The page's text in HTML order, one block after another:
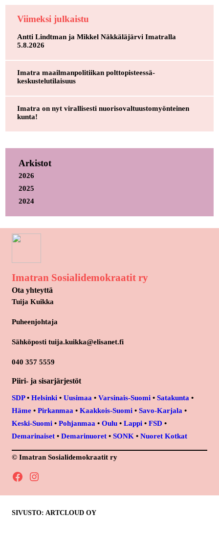
Viimeksi julkaistu
Antti Lindtman ja Mikkel Näkkäläjärvi Imatralla
5.8.2026
Imatra maailmanpolitiikan polttopisteessä-
keskustelutilaisuus
Imatra on nyt virallisesti nuorisovaltuustomyönteinen
kunta!
Arkistot
2026
2025
2024
Imatran Sosialidemokraatit ry
Ota yhteyttä
Tuija Kuikka
Puheenjohtaja
Sähköposti tuija.kuikka@elisanet.fi
040 357 5559
Piiri- ja sisarjärjestöt
SDP• Helsinki • Uusimaa • Varsinais-Suomi • Satakunta •
Häme • Pirkanmaa • Kaakkois-Suomi • Savo-Karjala •
Keski-Suomi • Pohjanmaa • Oulu • Lappi • FSD •
Demarinaiset • Demarinuoret • SONK • Nuoret Kotkat
© Imatran Sosialidemokraatit ry
Facebook Instagram
SIVUSTO: ARTCLOUD OY